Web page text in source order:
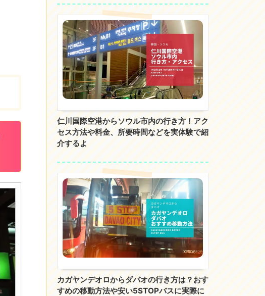
仁川国際空港からソウル市内の行き方！アク
セス方法や料金、所要時間などを実体験で紹
介するよ
カガヤンデオロからダバオの行き方は？おす
すめの移動方法や安い5STOPバスに実際に